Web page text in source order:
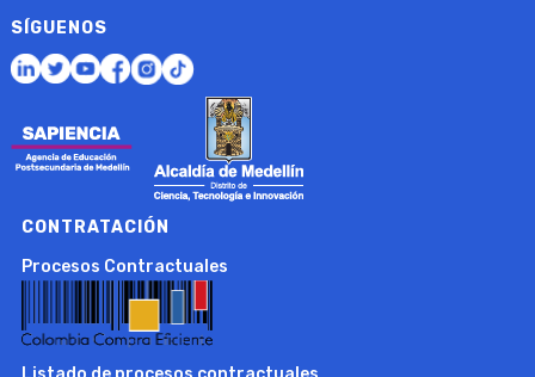
SÍGUENOS
CONTRATACIÓN
Procesos Contractuales